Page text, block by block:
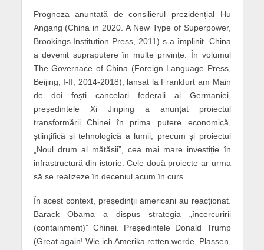
Prognoza anunțată de consilierul prezidențial Hu
Angang (China in 2020. A New Type of Superpower,
Brookings Institution Press, 2011) s-a împlinit. China
a devenit supraputere în multe privințe. În volumul
The Governace of China (Foreign Language Press,
Beijing, I-II, 2014-2018), lansat la Frankfurt am Main
de doi foști cancelari federali ai Germaniei,
președintele Xi Jinping a anunțat proiectul
transformării Chinei în prima putere economică,
științifică și tehnologică a lumii, precum și proiectul
„Noul drum al mătăsii”, cea mai mare investiție în
infrastructură din istorie. Cele două proiecte ar urma
să se realizeze în deceniul acum în curs.
În acest context, președinții americani au reacționat.
Barack Obama a dispus strategia „încercuririi
(containment)” Chinei. Președintele Donald Trump
(Great again! Wie ich Amerika retten werde, Plassen,